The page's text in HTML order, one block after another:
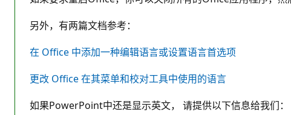
另外，有两篇文档参考：
在 Office 中添加一种编辑语言或设置语言首选项
更改 Office 在其菜单和校对工具中使用的语言
如果PowerPoint中还是显示英文， 请提供以下信息给我们：